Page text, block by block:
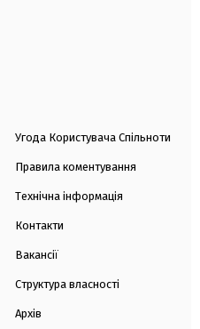
Угода Користувача Спільноти
Правила коментування
Технічна інформація
Контакти
Вакансії
Структура власності
Архів